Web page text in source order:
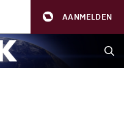
AANMELDEN